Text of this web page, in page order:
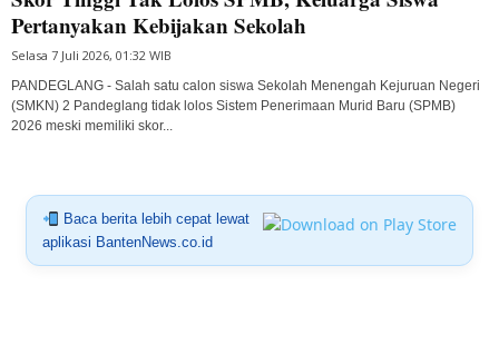
Pertanyakan Kebijakan Sekolah
Selasa 7 Juli 2026, 01:32 WIB
PANDEGLANG - Salah satu calon siswa Sekolah Menengah Kejuruan Negeri
(SMKN) 2 Pandeglang tidak lolos Sistem Penerimaan Murid Baru (SPMB)
2026 meski memiliki skor...
Baca berita lebih cepat lewat
aplikasi BantenNews.co.id